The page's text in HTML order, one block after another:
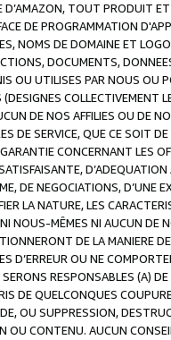
D’AMAZON, TOUT PRODUIT
DE PROGRAMMATION
NOMS DE DOMAINE ET
DOCUMENTS,
OU UTILISES PAR NOUS OU
COLLECTIVEMENT
DE NOS AFFILIES OU DE
DE SERVICE, QUE CE SOIT
CONCERNANT LES
DE NEGOCIATIONS, D’UNE
LA NATURE, LES
NOUS-MÊMES NI AUCUN DE
DE LA MANIERE
D’ERREUR OU NE
RESPONSABLES (A)
DE QUELCONQUES
OU SUPPRESSION,
CONTENU. AUCUN